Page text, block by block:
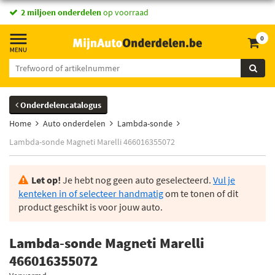
2 miljoen onderdelenop voorraad
0
Onderdelencatalogus
Home
Auto onderdelen
Lambda-sonde
Lambda-sonde Magneti Marelli 466016355072
Let op! Je hebt nog geen auto geselecteerd. Vul je
kenteken in of selecteer handmatigom te tonen of dit
product geschikt is voor jouw auto.
Lambda-sonde Magneti Marelli
466016355072